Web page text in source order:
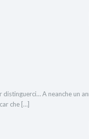
A neanche un
che[…]